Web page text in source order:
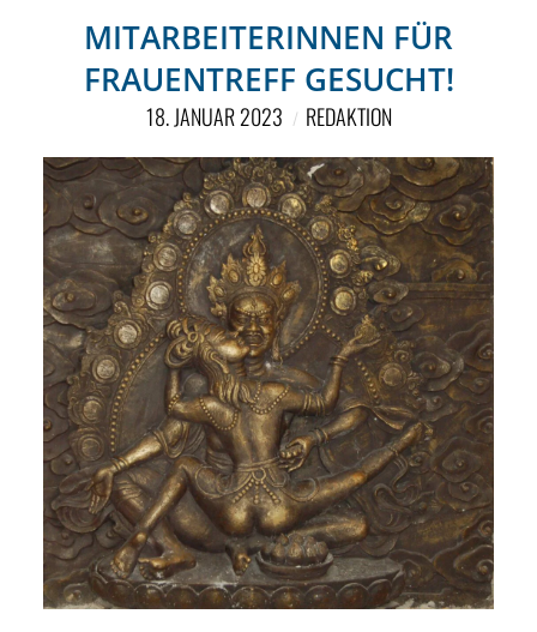
ÜBER UNS
RUBRIKEN
SPONSORING
KONTAKT
MITARBEITERINNEN FÜR
FRAUENTREFF GESUCHT!
18. JANUAR 2023 REDAKTION